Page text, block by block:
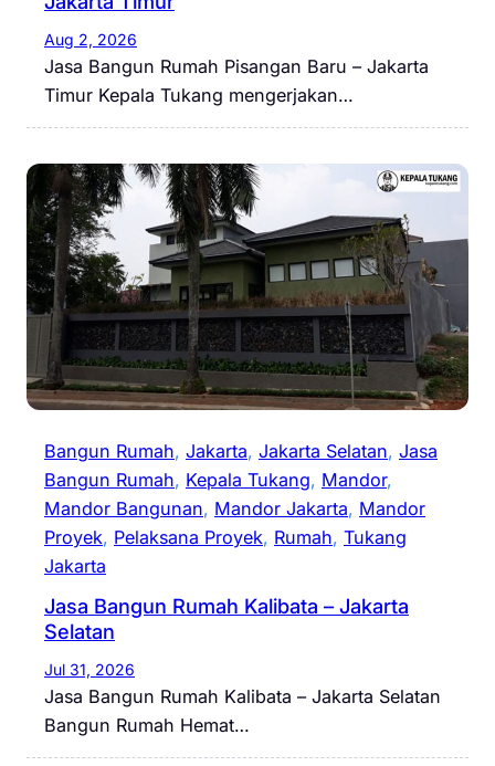
Aug 2, 2026
Jasa Bangun Rumah Pisangan Baru – Jakarta
Timur Kepala Tukang mengerjakan…
Bangun Rumah, Jakarta, Jakarta Selatan, Jasa
Bangun Rumah, Kepala Tukang, Mandor
Mandor Bangunan, Mandor Jakarta, Mandor
Proyek, Pelaksana Proyek, Rumah, Tukang
Jakarta
Jasa Bangun Rumah Kalibata – Jakarta
Selatan
Jul 31, 2026
Jasa Bangun Rumah Kalibata – Jakarta Selatan
Bangun Rumah Hemat…